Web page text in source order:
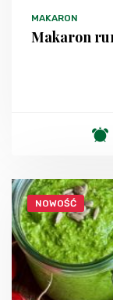
MAKARON
Makaron
NOWOŚĆ